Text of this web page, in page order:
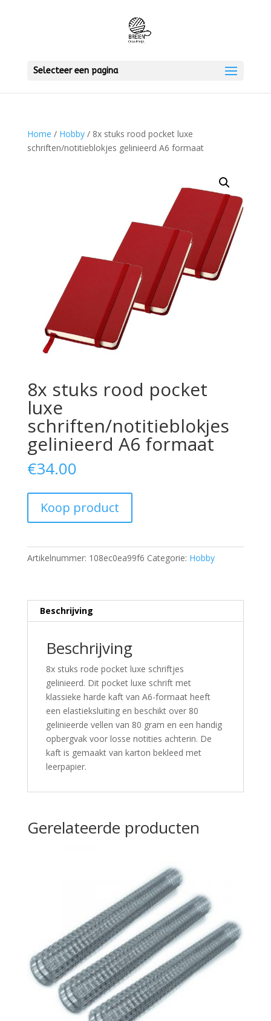
Selecteer een pagina
Home / Hobby/ 8x stuks rood pocket luxe
schriften/notitieblokjes gelinieerd A6 formaat
8x stuks rood pocket
luxe
schriften/notitieblokjes
gelinieerd A6 formaat
€34.00
Koop product
Artikelnummer: 108ec0ea99f6 Categorie: Hobby
Beschrijving
Beschrijving
8x stuks rode pocket luxe schriftjes
gelinieerd. Dit pocket luxe schrift met
klassieke harde kaft van A6-formaat heeft
een elastieksluiting en beschikt over 80
gelinieerde vellen van 80 gram en een handig
opbergvak voor losse notities achterin. De
kaft is gemaakt van karton bekleed met
leerpapier.
Gerelateerde producten